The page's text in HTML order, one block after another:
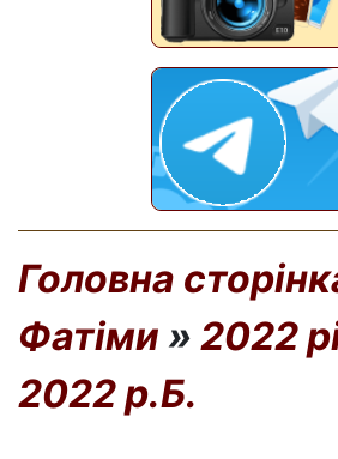
Головна
Фатіми » 2022
2022 р.Б.